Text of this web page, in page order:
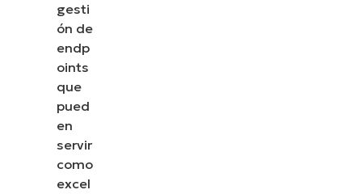
gesti
ón de
endp
oints
que
pued
en
servir
como
excel